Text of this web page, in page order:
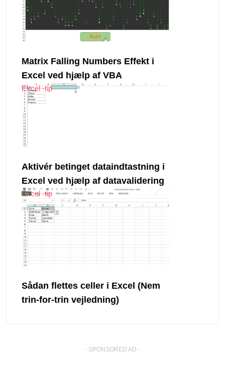
Matrix Falling Numbers Effekt i
Excel ved hjælp af VBA
Excel -tip
Aktivér betinget dataindtastning i
Excel ved hjælp af datavalidering
Excel -tip
Sådan flettes celler i Excel (Nem
trin-for-trin vejledning)
- SPONSORED AD -